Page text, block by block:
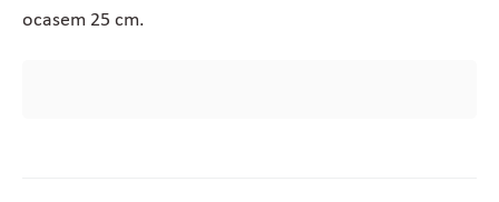
ocasem 25 cm.